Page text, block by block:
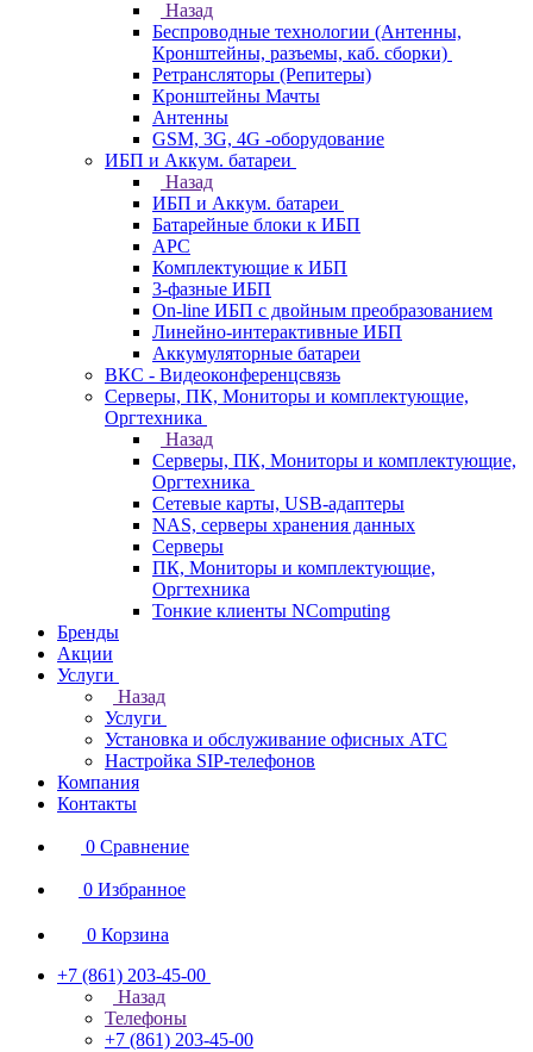
Назад
Беспроводные технологии (Антенны,
Кронштейны, разъемы, каб. сборки)
Ретрансляторы (Репитеры)
Кронштейны Мачты
Антенны
GSM, 3G, 4G -оборудование
ИБП и Аккум. батареи
Назад
ИБП и Аккум. батареи
Батарейные блоки к ИБП
APC
Комплектующие к ИБП
3-фазные ИБП
On-line ИБП с двойным преобразованием
Линейно-интерактивные ИБП
Аккумуляторные батареи
ВКС - Видеоконференцсвязь
Серверы, ПК, Мониторы и комплектующие,
Оргтехника
Назад
Серверы, ПК, Мониторы и комплектующие,
Оргтехника
Сетевые карты, USB-адаптеры
NAS, серверы хранения данных
Серверы
ПК, Мониторы и комплектующие,
Оргтехника
Тонкие клиенты NComputing
Бренды
Акции
Услуги
Назад
Услуги
Установка и обслуживание офисных АТС
Настройка SIP-телефонов
Компания
Контакты
0 Сравнение
0 Избранное
0 Корзина
+7 (861) 203-45-00
Назад
Телефоны
+7 (861) 203-45-00